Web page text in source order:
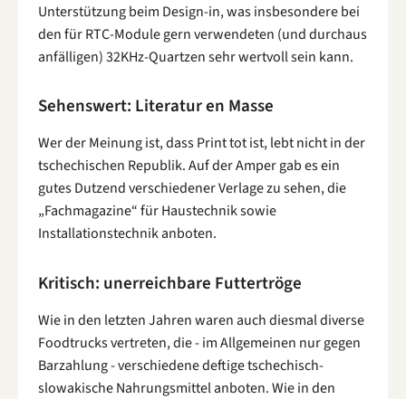
Unterstützung beim Design-in, was insbesondere bei
den für RTC-Module gern verwendeten (und durchaus
anfälligen) 32KHz-Quartzen sehr wertvoll sein kann.
Sehenswert: Literatur en Masse
Wer der Meinung ist, dass Print tot ist, lebt nicht in der
tschechischen Republik. Auf der Amper gab es ein
gutes Dutzend verschiedener Verlage zu sehen, die
„Fachmagazine“ für Haustechnik sowie
Installationstechnik anboten.
Kritisch: unerreichbare Futtertröge
Wie in den letzten Jahren waren auch diesmal diverse
Foodtrucks vertreten, die - im Allgemeinen nur gegen
Barzahlung - verschiedene deftige tschechisch-
slowakische Nahrungsmittel anboten. Wie in den